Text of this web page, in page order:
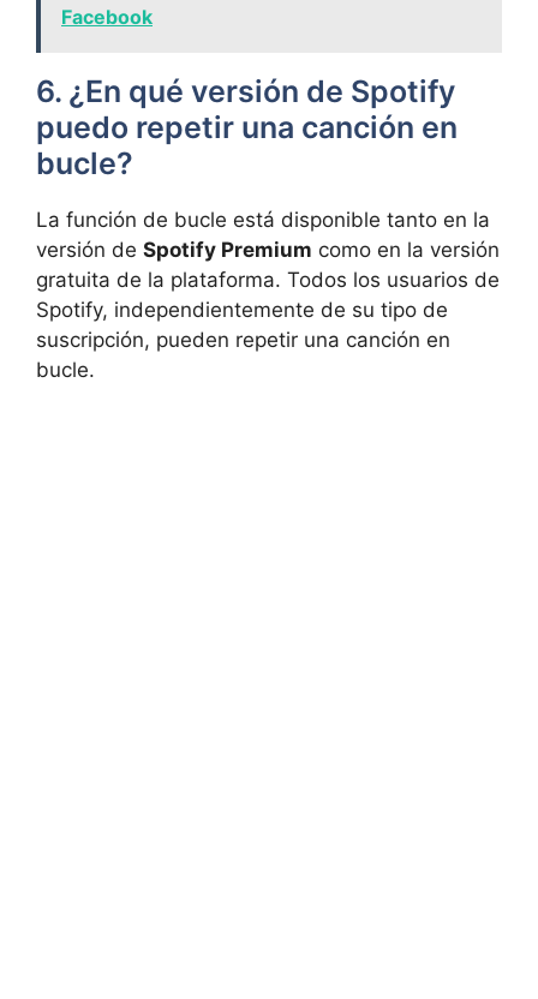
Facebook
6. ¿En qué versión de Spotify⁢
puedo repetir⁤ una canción en
bucle?
La​ función‍ de bucle ⁤está disponible tanto en la
versión de Spotify Premium como en‌ la‍ versión‍
gratuita de la plataforma. Todos⁣ los usuarios​ de
Spotify, independientemente de su tipo de‌
suscripción, pueden repetir una​ canción en
bucle.